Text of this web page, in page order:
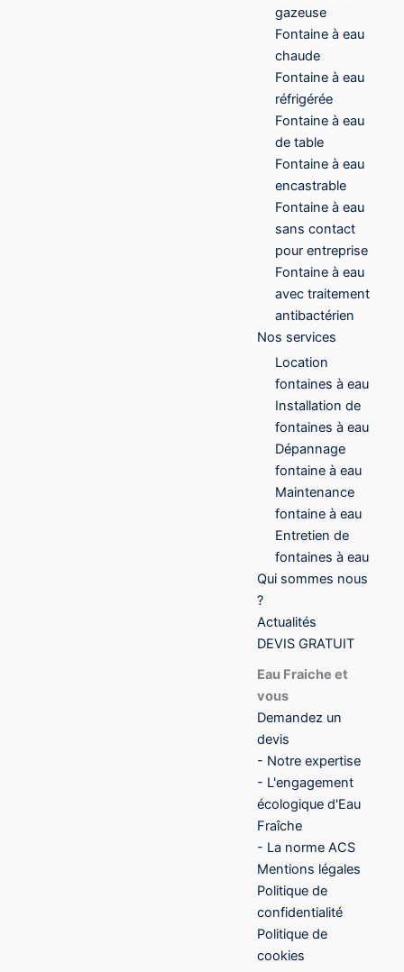
gazeuse
Fontaine à eau
chaude
Fontaine à eau
réfrigérée
Fontaine à eau
de table
Fontaine à eau
encastrable
Fontaine à eau
sans contact
pour entreprise
Fontaine à eau
avec traitement
antibactérien
Nos services
Location
fontaines à eau
Installation de
fontaines à eau
Dépannage
fontaine à eau
Maintenance
fontaine à eau
Entretien de
fontaines à eau
Qui sommes nous
?
Actualités
DEVIS GRATUIT
Eau Fraiche et
vous
Demandez un
devis
- Notre expertise
- L'engagement
écologique d'Eau
Fraîche
- La norme ACS
Mentions légales
Politique de
confidentialité
Politique de
cookies